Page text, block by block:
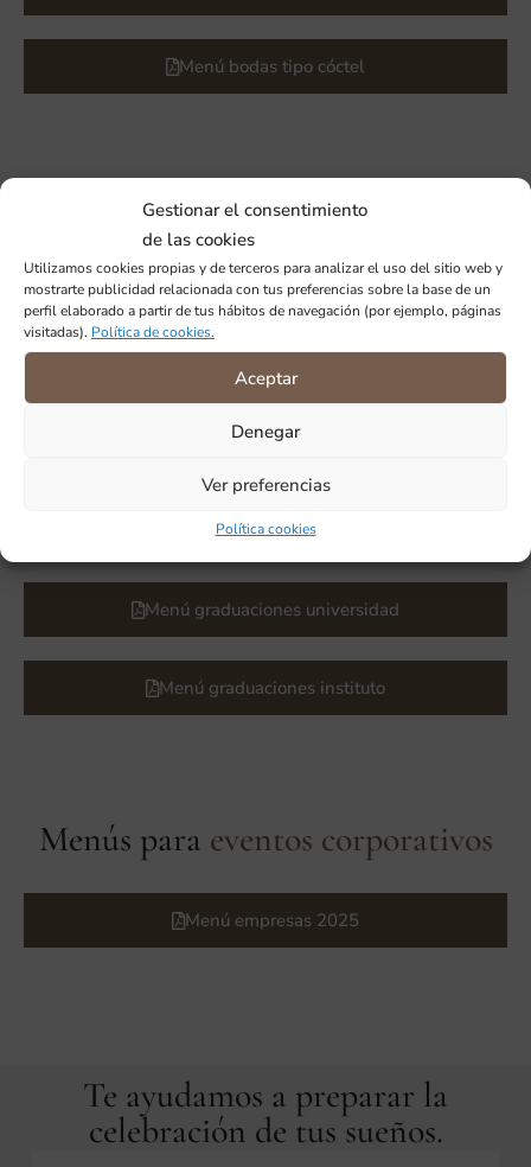
Gestionar el consentimiento
de las cookies
Utilizamos cookies propias y de terceros para analizar el uso del sitio web y
mostrarte publicidad relacionada con tus preferencias sobre la base de un
perfil elaborado a partir de tus hábitos de navegación (por ejemplo, páginas
visitadas). Política de cookies.
Aceptar
Denegar
Ver preferencias
Política cookies
Menú bodas tipo cóctel
Menús paracomuniones y bautizos
Menú comuniones 2026
Menú bautizos 2026
Menús paragraduaciones
Menú graduaciones universidad
Menú graduaciones instituto
Menús para eventos corporativos
Menú empresas 2025
Te ayudamos a preparar la
celebración de tus sueños.